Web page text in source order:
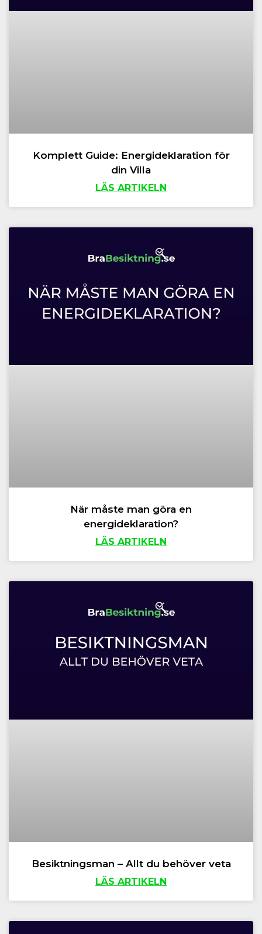
Komplett Guide: Energideklaration för
din Villa
LÄS ARTIKELN
När måste man göra en
energideklaration?
LÄS ARTIKELN
Besiktningsman – Allt du behöver veta
LÄS ARTIKELN